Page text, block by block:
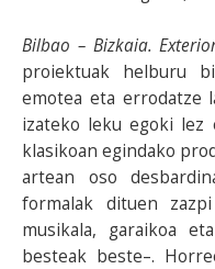
Bilbao – Bizkaia.
proiektuak helburu
emotea eta errodatze
izateko leku egoki lez
klasikoan egindako
artean oso
formalak dituen
musikala, garaikoa
besteak beste–.